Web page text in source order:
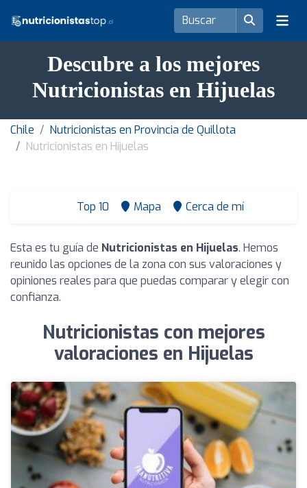
Descubre a los mejores
Nutricionistas en Hijuelas
Chile
Nutricionistas en Provincia de Quillota
Nutricionistas en Hijuelas
Top 10 Mapa Cerca de mí
Esta es tu guía de Nutricionistas en Hijuelas. Hemos
reunido las opciones de la zona con sus valoraciones y
opiniones reales para que puedas comparar y elegir con
confianza.
Nutricionistas con mejores
valoraciones en Hijuelas